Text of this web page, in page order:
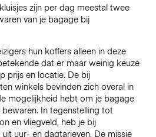
zijn per dag meestal twee
van je bagage bij
hun koffers alleen in deze
dat er maar weinig keuze
prijs en locatie. De bij
winkels bevinden zich overal in
mogelijkheid hebt om je bagage
In tegenstelling tot
en vliegveld, heb je bij
uur- en dagtarieven. De missie